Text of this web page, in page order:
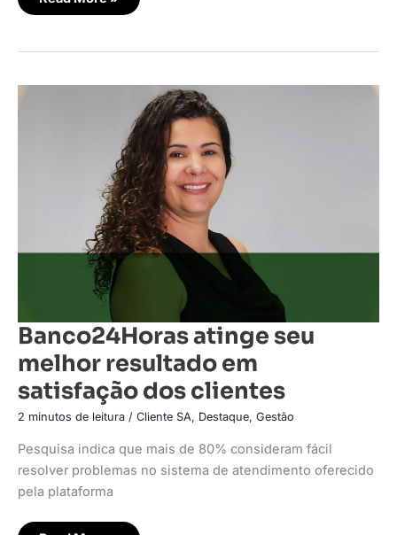
Banco24Horas atinge seu
melhor resultado em
satisfação dos clientes
2 minutos de leitura / Cliente SA, Destaque, Gestão
Pesquisa indica que mais de 80% consideram fácil
resolver problemas no sistema de atendimento oferecido
pela plataforma
Banco24Horas